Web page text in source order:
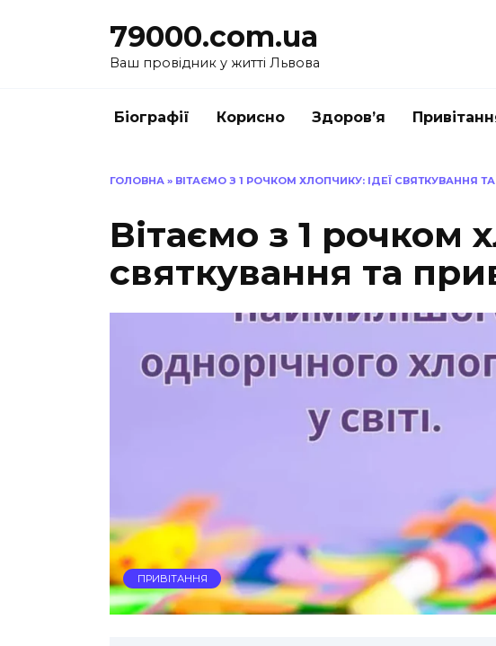
79000.com.ua
Ваш провідник у житті Львова
Біографії Корисно Здоров’я
ГОЛОВНА » ВІТАЄМО З 1 РОЧКОМ ХЛОПЧИКУ: ІДЕЇ СВЯТКУВАННЯ
Вітаємо з 1 рочком
святкування та
ПРИВІТАННЯ